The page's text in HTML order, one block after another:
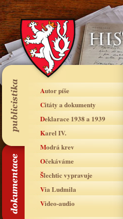
Autor píše
Citáty a dokumenty
Deklarace 1938 a 1939
Karel IV.
Modrá krev
Očekáváme
Šlechtic vypravuje
Via Ludmila
Video-audio